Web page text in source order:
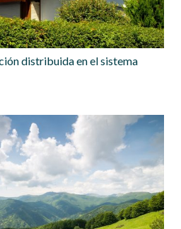
distribuida en el sistema